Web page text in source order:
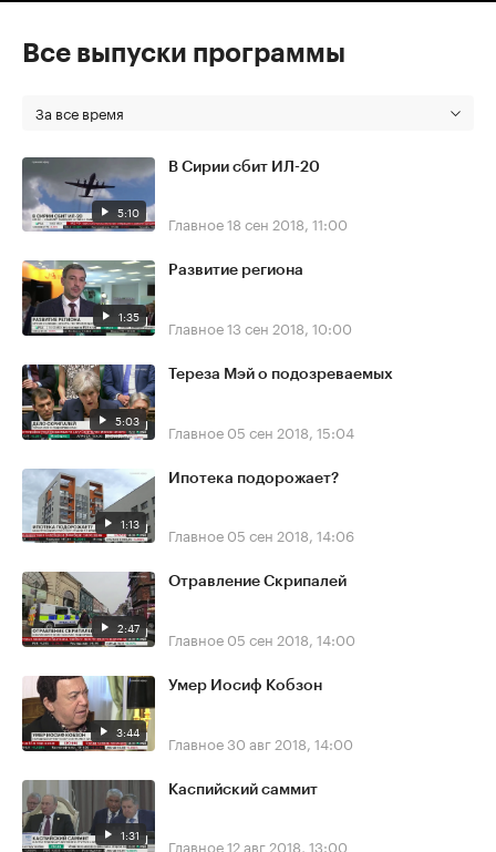
Все выпуски программы
За все время
5:10
В Сирии сбит ИЛ-20
Главное18 сен 2018, 11:00
1:35
Развитие региона
Главное13 сен 2018, 10:00
5:03
Тереза Мэй о подозреваемых
Главное 05 сен 2018, 15:04
1:13
Ипотека подорожает?
Главное 05 сен 2018, 14:06
2:47
Отравление Скрипалей
Главное 05 сен 2018, 14:00
3:44
Умер Иосиф Кобзон
Главное30 авг 2018, 14:00
1:31
Каспийский саммит
Главное12 авг 2018, 13:00